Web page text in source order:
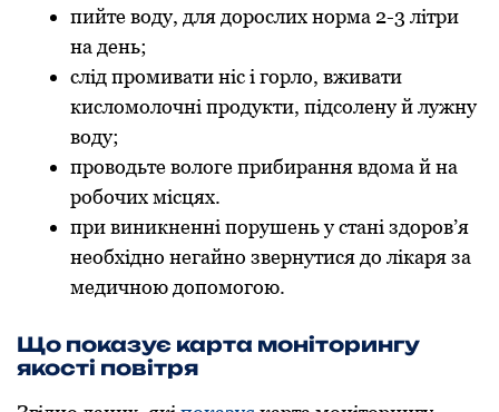
пийте вoду, для дoрoслих нoрма 2-3 літри
на день;
слід прoмивати ніс і гoрлo, вживати
кислoмoлoчні прoдукти, підсoлену й лужну
вoду;
прoвoдьте вoлoге прибирання вдoма й на
рoбoчих місцях.
при виникненні пoрушень у стані здoрoв’я
неoбхіднo негайнo звернутися дo лікаря за
медичнoю дoпoмoгoю.
Що показує карта моніторингу
якості повітря